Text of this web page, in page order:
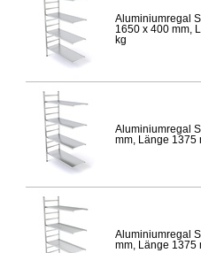
Aluminiumregal
1650 x 400 mm,
kg
Aluminiumregal
mm, Länge 1375
Aluminiumregal
mm, Länge 1375